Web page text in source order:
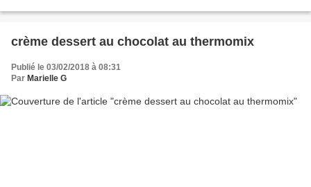
crème dessert au chocolat au thermomix
Publié le 03/02/2018 à 08:31
Par Marielle G